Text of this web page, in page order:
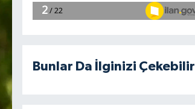
Bunlar Da İlginizi Çekebilir